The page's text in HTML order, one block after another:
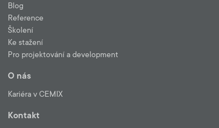
Blog
Reference
Školení
Ke stažení
Pro projektování a development
O nás
Kariéra v CEMIX
Kontakt